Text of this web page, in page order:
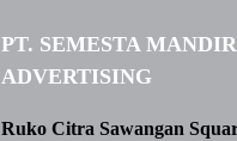
PT. SEMESTA
ADVERTISING
Ruko Citra Sawangan